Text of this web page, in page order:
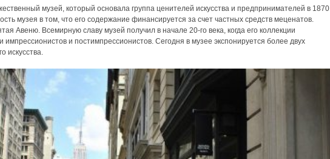
музей, который основала группа ценителей искусства и предпринимателей в 1870
музея в том, что его содержание финансируется за счет частных средств меценатов.
Авеню. Всемирную славу музей получил в начале 20-го века, когда его коллекции
и постимпрессионистов. Сегодня в музее экспонируется более двух
искусства.